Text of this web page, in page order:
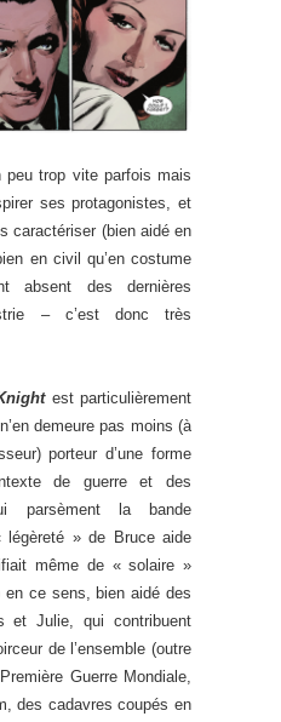
peu trop vite parfois mais
ses protagonistes, et
caractériser (bien aidé en
en civil qu’en costume
absent des dernières
– c’est donc très
est particulièrement
demeure pas moins (à
porteur d’une forme
de guerre et des
parsèment la bande
légèreté » de Bruce aide
même de « solaire »
en ce sens, bien aidé des
et Julie, qui contribuent
de l’ensemble (outre
Guerre Mondiale,
des cadavres coupés en